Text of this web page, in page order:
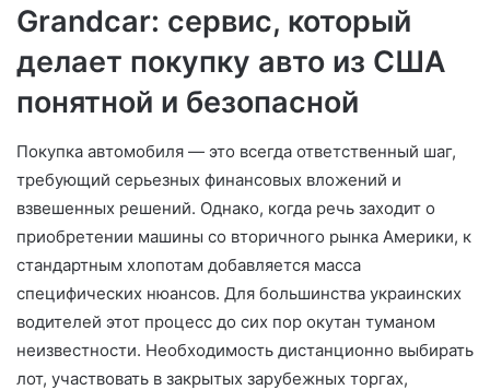
Grandcar: сервис, который
делает покупку авто из США
понятной и безопасной
Покупка автомобиля — это всегда ответственный шаг,
требующий серьезных финансовых вложений и
взвешенных решений. Однако, когда речь заходит о
приобретении машины со вторичного рынка Америки, к
стандартным хлопотам добавляется масса
специфических нюансов. Для большинства украинских
водителей этот процесс до сих пор окутан туманом
неизвестности. Необходимость дистанционно выбирать
лот, участвовать в закрытых зарубежных торгах,